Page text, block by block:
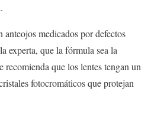
anteojos medicados por defectos
experta, que la fórmula sea la
recomienda que los lentes tengan un
fotocromáticos que protejan